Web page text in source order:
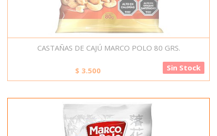
CASTAÑAS DE CAJÚ MARCO POLO 80 GRS.
$ 3.500 Sin Stock